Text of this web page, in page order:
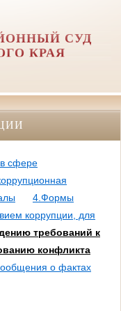
СУД
КРАЯ
сфере
4.Формы
коррупции, для
требований к
конфликта
о фактах